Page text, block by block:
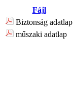
Fájl
Biztonság adatlap
műszaki adatlap